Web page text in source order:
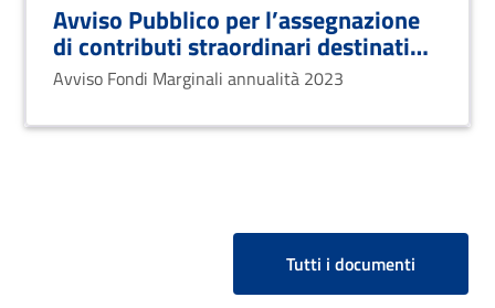
Avviso Pubblico per l’assegnazione
di contributi straordinari destinati
all’avvio di nuove attività
commerciali, artigianali e agricole
Avviso Fondi Marginali annualità 2023
Tutti i documenti